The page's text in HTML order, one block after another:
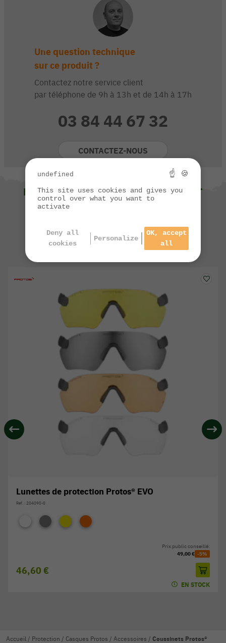
Une question technique
sur ce produit ?
Contactez notre service client
par téléphone de 9h à 13h et de 14h à 17h
03 84 44 67 32
CONTACTEZ-NOUS
NOUS VOUS SUGGÉRONS ÉGALEMENT
Lunettes de protection Protos® EVO
Réf. : 204090-0
46,60 €
Prix public conseillé:
49,00 € -5%
EN STOCK
Accueil / Protection / Casques Protos / Accessoires / Coussinets Protos®
undefined ☝ 🍪
This site uses cookies and gives you
control over what you want to
activate
Deny all
cookies
Personalize
OK, accept
all